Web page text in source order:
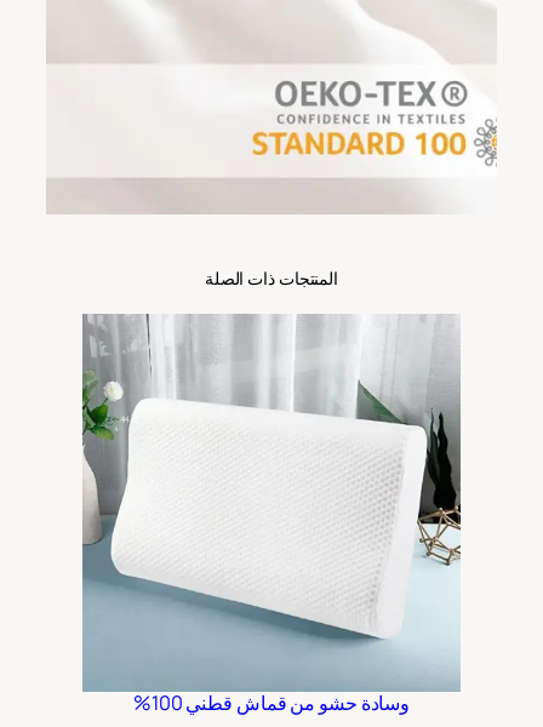
المنتجات ذات الصلة
وسادة حشو من قماش قطني 100%